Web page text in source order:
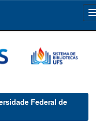
Federal de